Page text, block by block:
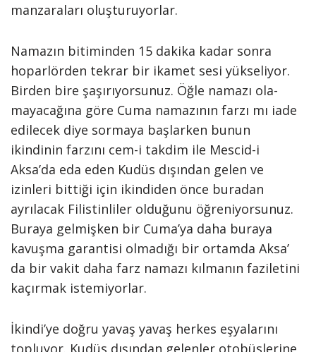
manzaraları oluşturuyorlar.
Namazın bitiminden 15 dakika kadar sonra
hoparlörden tekrar bir ikamet sesi yükseliyor.
Birden bire şaşırıyorsunuz. Öğle namazı ola­
mayacağına göre Cuma namazının farzı mı iade
edilecek diye sormaya başlarken bunun
ikindinin farzını cem-i takdim ile Mescid-i
Aksa’da eda eden Kudüs dışından gelen ve
izinleri bittiği için ikindiden önce buradan
ayrılacak Filistinliler oldu­ğunu öğreniyorsunuz.
Buraya gel­mişken bir Cuma’ya daha buraya
kavuşma garantisi olmadığı bir or­tamda Aksa’
da bir vakit daha farz namazı kılmanın faziletini
kaçırmak istemiyorlar.
İkindi’ye doğru yavaş yavaş herkes eşyalarını
topluyor. Kudüs dışından gelenler otobüslerine